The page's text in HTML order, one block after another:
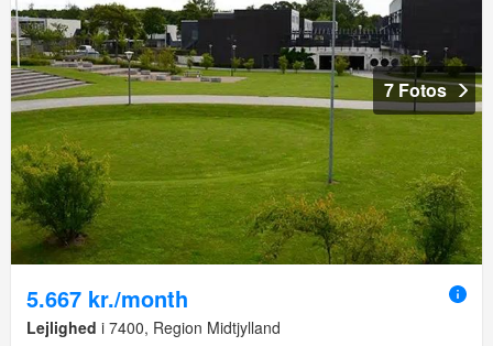
7 Fotos
5.667 kr./month
Lejlighed i 7400, Region Midtjylland